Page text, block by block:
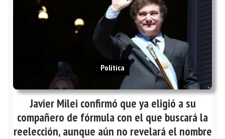
Javier Milei confirmó que ya eligió a su
compañero de fórmula con el que buscará la
reelección, aunque aún no revelará el nombre
Política